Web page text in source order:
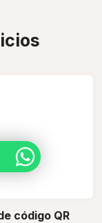
código QR